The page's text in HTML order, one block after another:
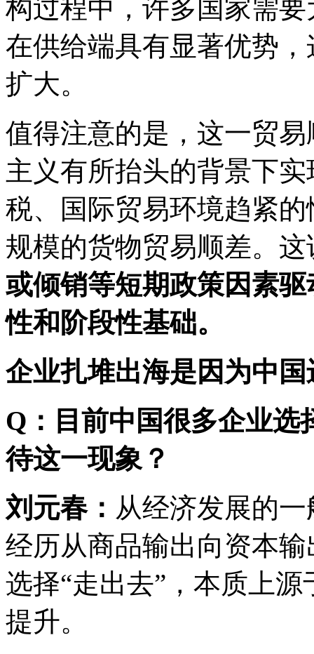
构过程中，许多国家需
在供给端具有显著优势
扩大。
值得注意的是，这一贸
主义有所抬头的背景下
税、国际贸易环境趋紧
规模的货物贸易顺差。这
或倾销等短期政策因素
性和阶段性基础。
企业扎堆出海是因为中
Q：目前中国很多企业选
待这一现象？
刘元春： 从经济发展的
经历从商品输出向资本
选择“走出去”，本质上
提升。